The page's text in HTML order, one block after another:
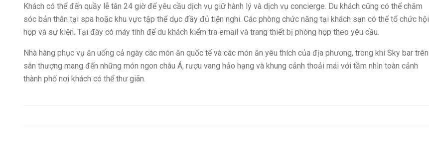
Khách có thể đến quầy lễ tân 24 giờ để yêu cầu dịch vụ giữ hành lý và dịch vụ concierge. Du khách cũng có thể chăm
sóc bản thân tại spa hoặc khu vực tập thể dục đầy đủ tiện nghi. Các phòng chức năng tại khách sạn có thể tổ chức hội
họp và sự kiện. Tại đây có máy tính để du khách kiểm tra email và trang thiết bị phòng họp theo yêu cầu.
Nhà hàng phục vụ ăn uống cả ngày các món ăn quốc tế và các món ăn yêu thích của địa phương, trong khi Sky bar trên
sân thượng mang đến những món ngon châu Á, rượu vang hảo hạng và khung cảnh thoải mái với tầm nhìn toàn cảnh
thành phố nơi khách có thể thư giãn.